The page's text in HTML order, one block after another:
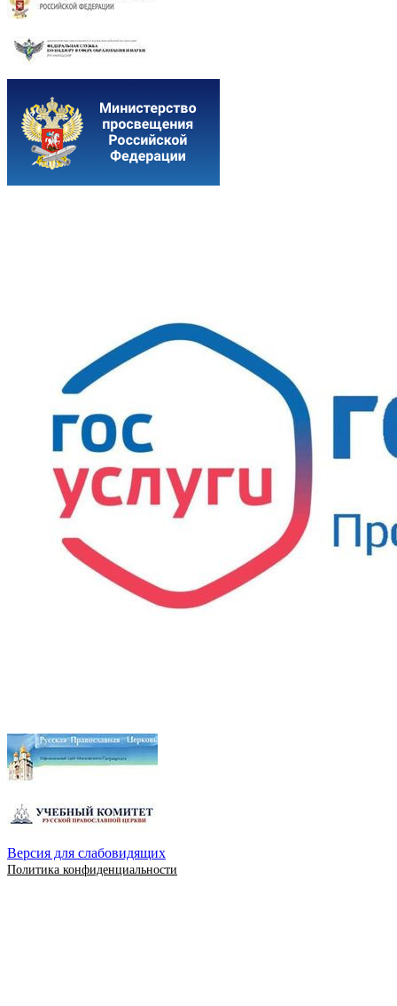
Версия для слабовидящих
Политика конфиденциальности